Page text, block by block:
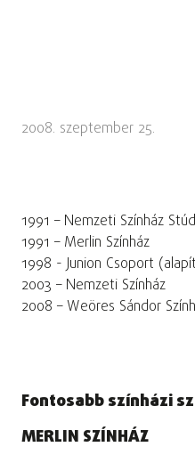
2008. szeptember 25.
1991 – Nemzeti Színház
1991 – Merlin Színház
1998 - Junion Csoport
2003 – Nemzeti Színház
2008 – Weöres Sándor
Fontosabb színházi
MERLIN SZÍNHÁZ